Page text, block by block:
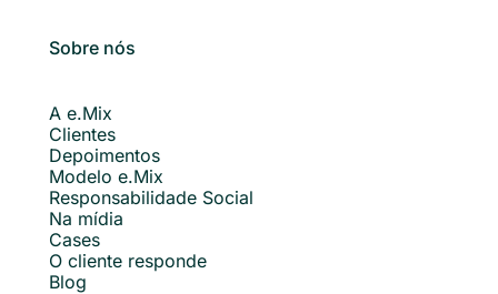
Sobre nós
A e.Mix
Clientes
Depoimentos
Modelo e.Mix
Responsabilidade Social
Na mídia
Cases
O cliente responde
Blog